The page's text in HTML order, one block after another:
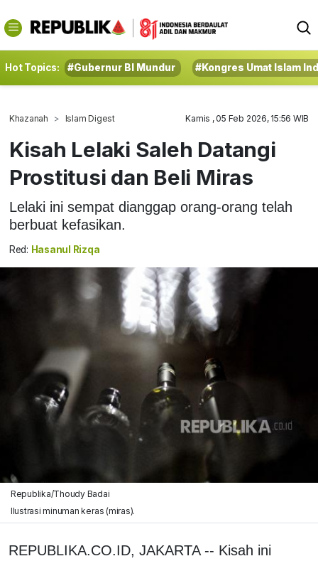
Hot Topics: #Gubernur BI Mundur #Kongres Umat Islam
Khazanah Islam Digest Kamis , 05 Feb 2026, 15:56 WIB
Kisah Lelaki Saleh Datangi
Prostitusi dan Beli Miras
Lelaki ini sempat dianggap orang-orang telah
berbuat kefasikan.
Red: Hasanul Rizqa
Republika/Thoudy Badai
Ilustrasi minuman keras (miras).
REPUBLIKA.CO.ID, JAKARTA -- Kisah ini